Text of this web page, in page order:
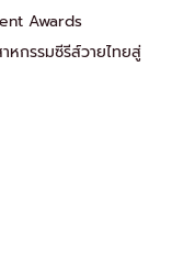
Awards
หกรรมซีรีส์วายไทยสู่